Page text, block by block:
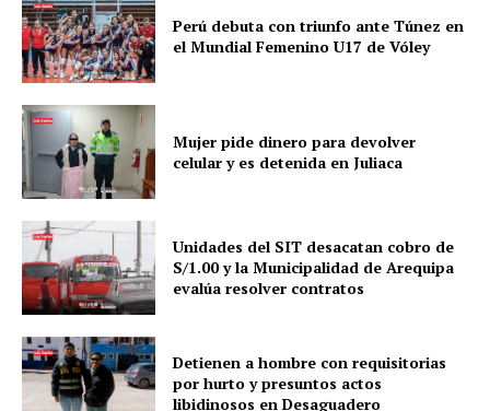
Perú debuta con triunfo ante Túnez en
el Mundial Femenino U17 de Vóley
Mujer pide dinero para devolver
celular y es detenida en Juliaca
Unidades del SIT desacatan cobro de
S/1.00 y la Municipalidad de Arequipa
evalúa resolver contratos
Detienen a hombre con requisitorias
por hurto y presuntos actos
libidinosos en Desaguadero